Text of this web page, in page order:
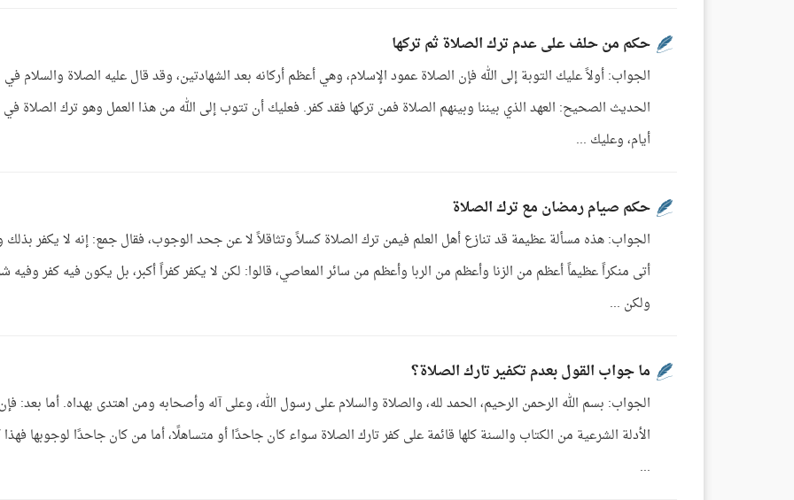
حكم من حلف على عدم ترك الصلاة ثم تركها
الجواب: أولاً عليك التوبة إلى الله فإن الصلاة عمود الإسلام، وهي أعظم أركانه بعد الشهادتين، وقد قال عليه الصلاة والسلام في
الحديث الصحيح: العهد الذي بيننا وبينهم الصلاة فمن تركها فقد كفر. فعليك أن تتوب إلى الله من هذا العمل وهو ترك الصلاة في
أيام، وعليك ...
حكم صيام رمضان مع ترك الصلاة
الجواب: هذه مسألة عظيمة قد تنازع أهل العلم فيمن ترك الصلاة كسلاً وتثاقلاً لا عن جحد الوجوب، فقال جمع: إنه لا يكفر بذلك
أتى منكراً عظيماً أعظم من الزنا وأعظم من الربا وأعظم من سائر المعاصي، قالوا: لكن لا يكفر كفراً أكبر، بل يكون فيه كفر وفيه
ولكن ...
ما جواب القول بعدم تكفير تارك الصلاة؟
الجواب: بسم الله الرحمن الرحيم، الحمد لله، والصلاة والسلام على رسول الله، وعلى آله وأصحابه ومن اهتدى بهداه. أما بعد: فإن
الأدلة الشرعية من الكتاب والسنة كلها قائمة على كفر تارك الصلاة سواء كان جاحدًا أو متساهلًا، أما من كان جاحدًا لوجوبها فهذا
...